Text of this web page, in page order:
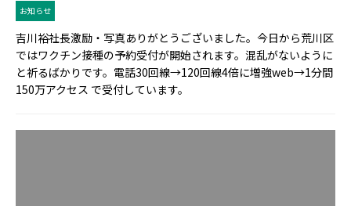
お知らせ
吉川裕社長激励・写真ありがとうございました。今日から荒川区
ではワクチン接種の予約受付が開始されます。混乱がないように
と祈るばかりです。電話30回線→120回線4倍に増強web→1分間
150万アクセス で受付しています。